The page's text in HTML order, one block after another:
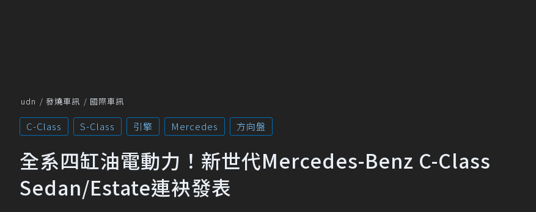
udn 發燒車訊 國際車訊
C-Class S-Class 引擎 Mercedes 方向盤
全系四缸油電動力！新世代Mercedes-Benz C-Class
Sedan/Estate連袂發表